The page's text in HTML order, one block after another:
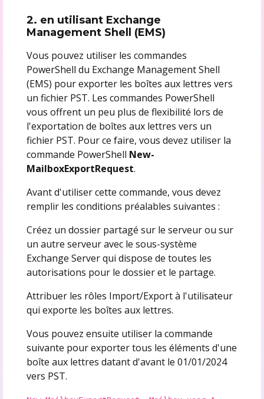
2. en utilisant Exchange
Management Shell (EMS)
Vous pouvez utiliser les commandes
PowerShell du Exchange Management Shell
(EMS) pour exporter les boîtes aux lettres vers
un fichier PST. Les commandes PowerShell
vous offrent un peu plus de flexibilité lors de
l'exportation de boîtes aux lettres vers un
fichier PST. Pour ce faire, vous devez utiliser la
commande PowerShell New-
MailboxExportRequest.
Avant d'utiliser cette commande, vous devez
remplir les conditions préalables suivantes :
Créez un dossier partagé sur le serveur ou sur
un autre serveur avec le sous-système
Exchange Server qui dispose de toutes les
autorisations pour le dossier et le partage.
Attribuer les rôles Import/Export à l'utilisateur
qui exporte les boîtes aux lettres.
Vous pouvez ensuite utiliser la commande
suivante pour exporter tous les éléments d'une
boîte aux lettres datant d'avant le 01/01/2024
vers PST.